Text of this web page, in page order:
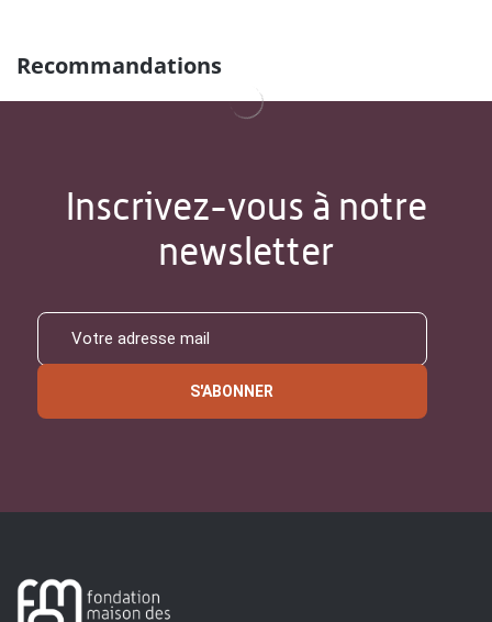
Recommandations
Inscrivez-vous à notre
newsletter
S'ABONNER